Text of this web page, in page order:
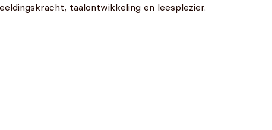
taalontwikkeling en leesplezier.